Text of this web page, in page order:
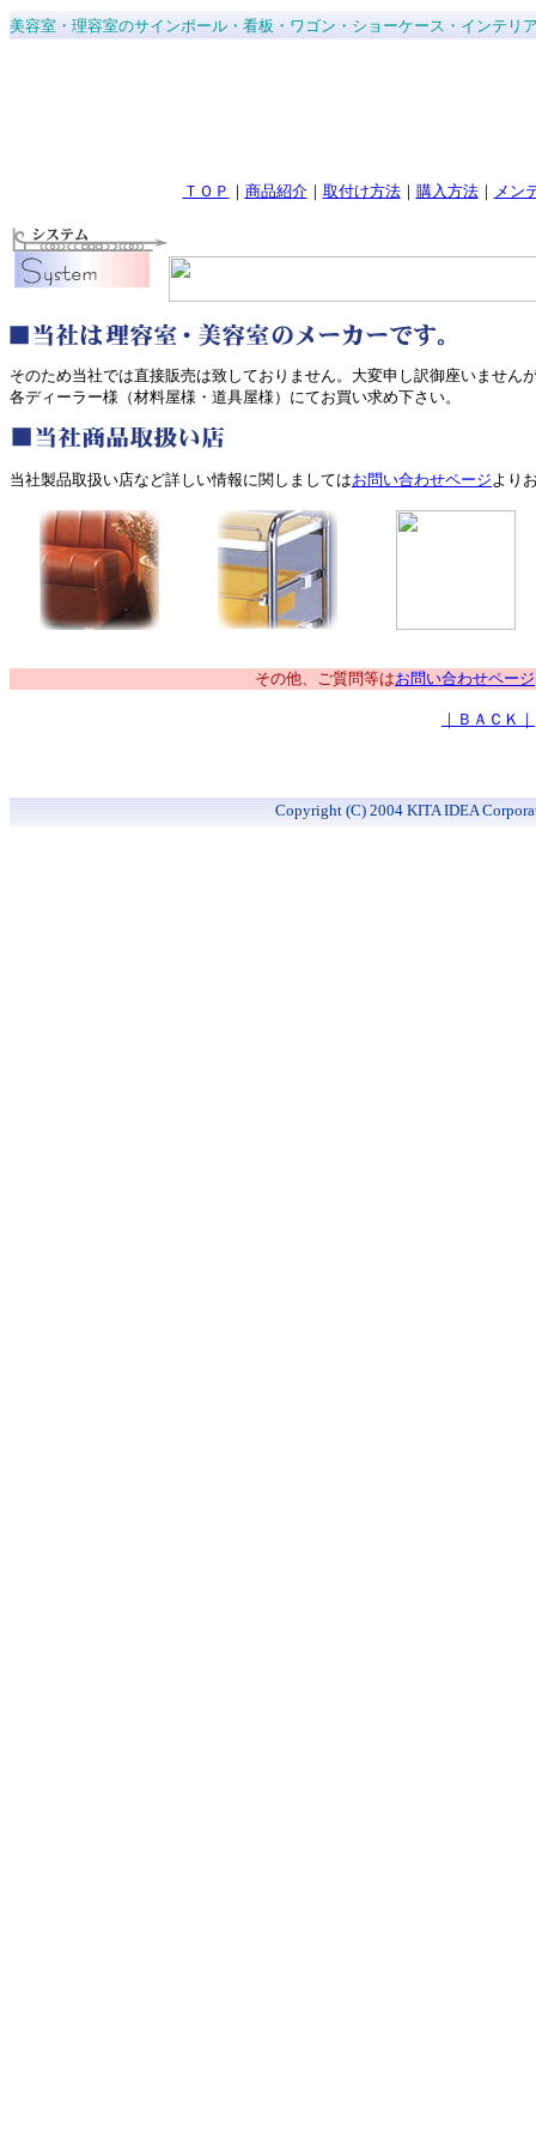
美容室・理容室のサインポール・看板・ワゴン・ショーケース・インテ
ＴＯＰ ｜ 商品紹介｜ 取付け方法｜ 購入方法｜ メン
そのため当社では直接販売は致しておりません。大変申し訳御座いません
各ディーラー様（材料屋様・道具屋様）にてお買い求め下さい。
当社製品取扱い店など詳しい情報に関しましてはお問い合わせページより
その他、ご質問等はお問い合わせページ
｜ＢＡＣＫ｜
Copyright (C) 2004 KITA IDEA